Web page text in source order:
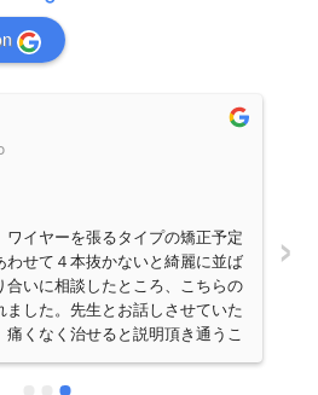
イヤーを張るタイプの矯正予定
せて４本抜かないと綺麗に並ば
合いに相談したところ、こちらの
ました。先生とお話しさせていた
くなく治せると説明頂き通うこ
た。お陰様で歯を抜くことなく
謝しております。予約が取りづら
›